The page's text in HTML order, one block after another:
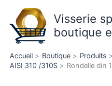
contenu
Visserie
boutique
Accueil Boutique Produits
AISI 310 /310S
Rondelle din